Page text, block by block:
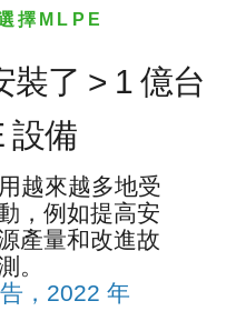
擇MLPE
裝了 > 1 億台
設備
越來越多地受
，例如提高安
產量和改進故
。
，2022 年